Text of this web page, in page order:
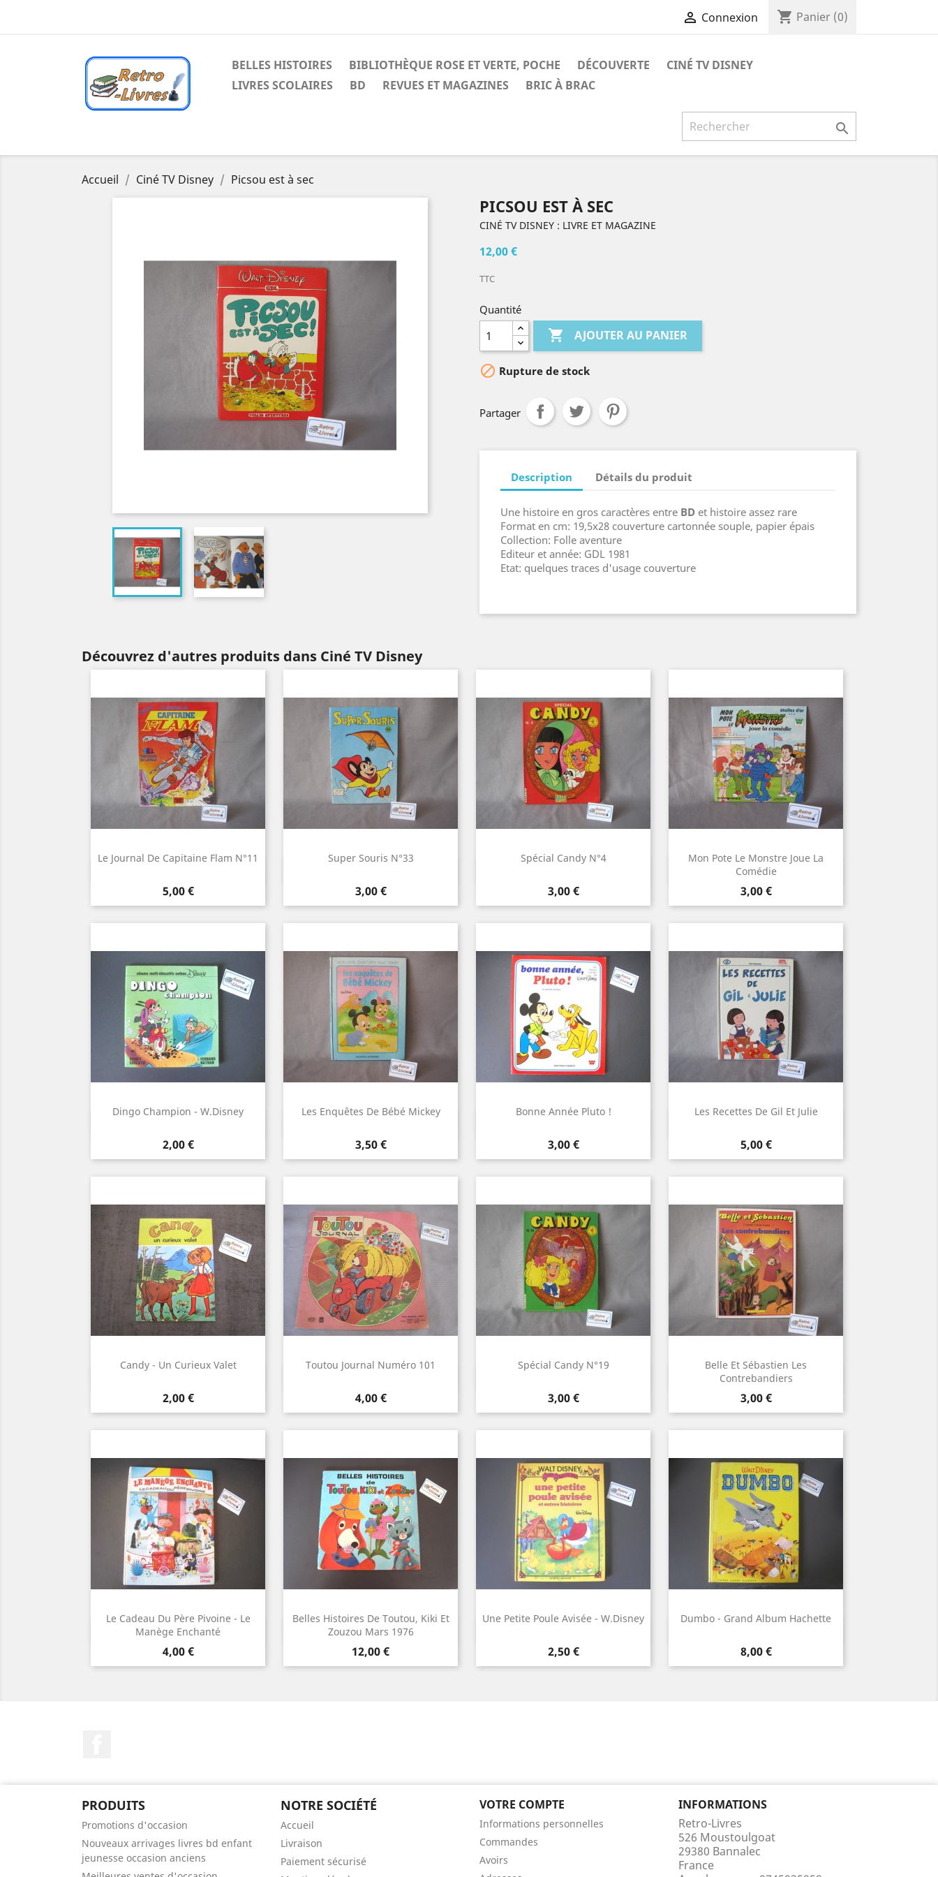
 Connexion shopping_cart Panier (0)
BELLES HISTOIRES BIBLIOTHÈQUE ROSE ET VERTE, POCHE DÉCOUVERTE
CINÉ TV DISNEY
LIVRES SCOLAIRES
BD REVUES ET MAGAZINES BRIC À BRAC

Accueil Ciné TV Disney Picsou est à sec
PICSOU EST À SEC
CINÉ TV DISNEY : LIVRE ET MAGAZINE
12,00 €
TTC
Quantité
 AJOUTER AU PANIER
 Rupture de stock
Partager
Description Détails du produit
Une histoire en gros caractères entre BD et histoire assez rare
Format en cm: 19,5x28 couverture cartonnée souple, papier épais
Collection: Folle aventure
Editeur et année: GDL 1981
Etat: quelques traces d'usage couverture
Découvrez d'autres produits dans Ciné TV Disney
Le Journal De Capitaine Flam N°11
Prix
5,00 €
Super Souris N°33
Prix
3,00 €
Spécial Candy N°4
Prix
3,00 €
Mon Pote Le Monstre Joue La
Comédie
Prix
3,00 €
Aperçu rapide
Dingo Champion - W.Disney
Prix
2,00 €
Les Enquêtes De Bébé Mickey
Prix
3,50 €
Bonne Année Pluto !
Prix
3,00 €
Les Recettes De Gil Et Julie
Prix
5,00 €
Candy - Un Curieux Valet
Prix
2,00 €
Toutou Journal Numéro 101
Prix
4,00 €
Spécial Candy N°19
Prix
3,00 €
Belle Et Sébastien Les
Contrebandiers
Prix
3,00 €
Aperçu rapide
Le Cadeau Du Père Pivoine - Le
Manège Enchanté
Prix
4,00 €
Aperçu rapide
Belles Histoires De Toutou, Kiki Et
Zouzou Mars 1976
Prix
12,00 €
Aperçu rapide
Une Petite Poule Avisée - W.Disney
Prix
2,50 €
Dumbo - Grand Album Hachette
Prix
8,00 €
PRODUITS
Promotions d'occasion
Nouveaux arrivages livres bd enfant
jeunesse occasion anciens
NOTRE SOCIÉTÉ
Accueil
Livraison
Paiement sécurisé
VOTRE COMPTE
Informations personnelles
Commandes
Avoirs
INFORMATIONS
Retro-Livres
526 Moustoulgoat
29380 Bannalec
France